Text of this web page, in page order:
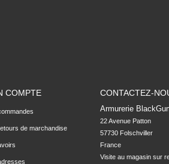
COMPTE
de marchandise
CONTACTEZ-
Armurerie
22 Avenue Patton
57730 Folschviller
France
Visite au magasin sur